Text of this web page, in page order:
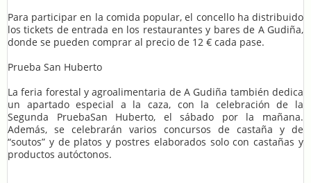
Para participar en la comida popular, el concello ha distribuido
los tickets de entrada en los restaurantes y bares de A Gudiña,
donde se pueden comprar al precio de 12 € cada pase.
Prueba San Huberto
La feria forestal y agroalimentaria de A Gudiña también dedica
un apartado especial a la caza, con la celebración de la
Segunda PruebaSan Huberto, el sábado por la mañana.
Además, se celebrarán varios concursos de castaña y de
“soutos” y de platos y postres elaborados solo con castañas y
productos autóctonos.